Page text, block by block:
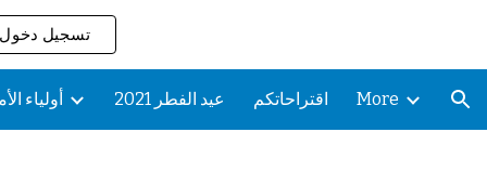
تسجيل دخول
أولياء عيد الفطر 2021 اقتراحاتكم More